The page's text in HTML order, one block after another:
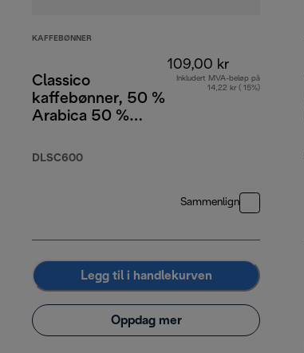
KAFFEBØNNER
Classico
kaffebønner, 50 %
Arabica 50 %
DLSC600
109,00 kr
Inkludert MVA-beløp på
14,22 kr ( 15%)
Sammenlign
Legg til i handlekurven
Oppdag mer